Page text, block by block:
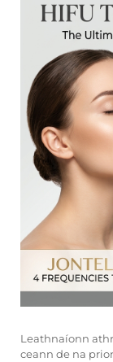
Leathnaíonn
ceann de na